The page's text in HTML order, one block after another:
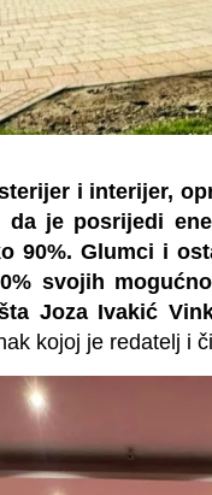
i interijer,
je posrijedi
90%. Glumci i
svojih
Joza Ivakić
kojoj je redatelj i